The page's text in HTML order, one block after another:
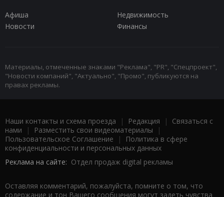
Афиша
Недвижимость
Новости
Финансы
Материалы, отмеченные знаками "Реклама", "PR", "Спецпроект",
"Новости компаний", "Актуально", "Промо", публикуются на
правах рекламы.
Наши контакты и схема проезда | Редакция | Связаться с
нами | Разместить свои видеоматериалы |
Пользовательское Соглашение |
Политика в сфере
конфиденциальности и персональных данных
Реклама на сайте: Отдел продаж digital рекламы
Оставляя комментарий, пожалуйста, помните о том, что
содержание и тон Вашего сообщения могут задеть чувства